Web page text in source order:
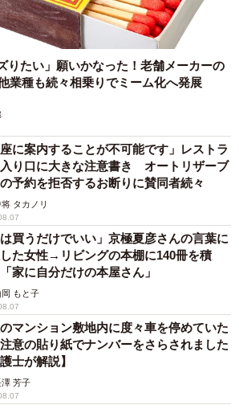
りたい」願いかなった！老舗メーカーの
業種も続々相乗りでミーム化へ発展
座に案内することが不可能です」レストラ
り口に大きな注意書き オートリザーブ
予約を拒否するお断りに賛同者続々
タカノリ
は買うだけでいい」京極夏彦さんの言葉に
た女性→リビングの本棚に140冊を積
家に自分だけの本屋さん」
岡 もと子
マンション敷地内に度々車を停めていた
意の貼り紙でナンバーをさらされました
護士が解説】
澤 芳子